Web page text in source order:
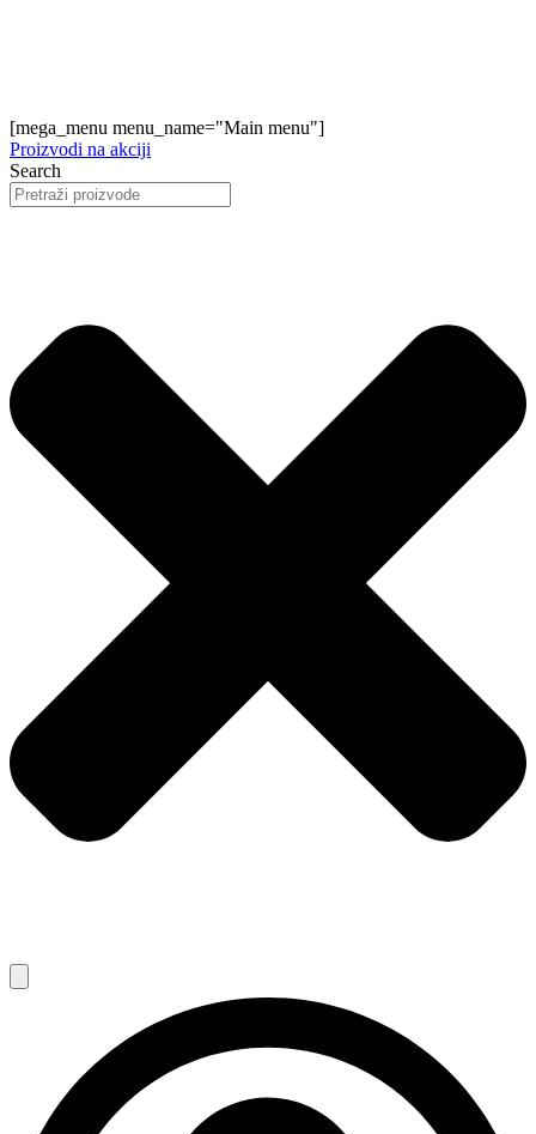
[mega_menu menu_name="Main menu"]
Proizvodi na akciji
Search